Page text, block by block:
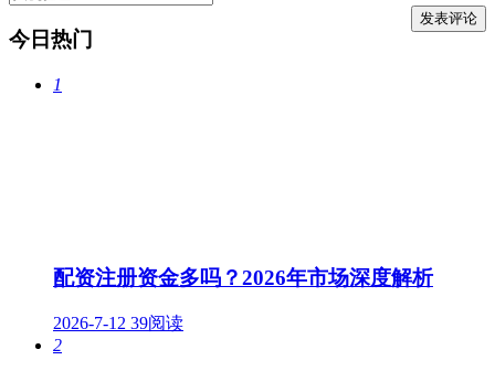
今日热门
1
配资注册资金多吗？2026年市场深度解析
2026-7-12 39阅读
2